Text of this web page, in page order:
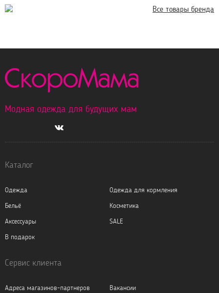
Все товары бренда
Модная одежда для будущих мам
Каталог
Одежда
Одежда для кормления
Бельё
Косметика
Аксессуары
SALE
В подарок
Сервис клиента
Адреса магазинов-партнеров Вакансии